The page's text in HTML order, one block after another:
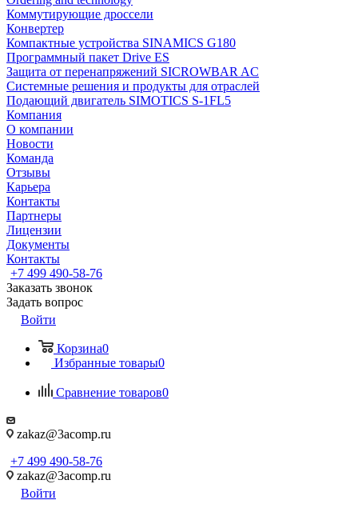
Коммутирующие дроссели
Конвертер
Компактные устройства SINAMICS G180
Программный пакет Drive ES
Защита от перенапряжений SICROWBAR AC
Системные решения и продукты для отраслей
Подающий двигатель SIMOTICS S-1FL5
Компания
О компании
Новости
Команда
Отзывы
Карьера
Контакты
Партнеры
Лицензии
Документы
Контакты
+7 499 490-58-76
Заказать звонок
Задать вопрос
Войти
Корзина0
Избранные товары0
Сравнение товаров0
zakaz@3acomp.ru
+7 499 490-58-76
zakaz@3acomp.ru
Войти